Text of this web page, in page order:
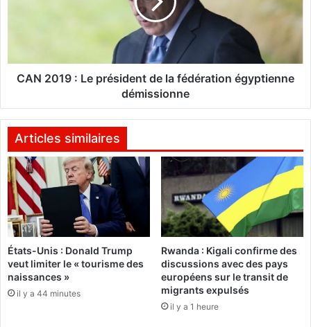
o
d
i
t
à
’
l
i
m
e
L
r
é
i
d
e
n
t
d
l
a
f
é
CAN 2019 : Le président de la fédération égyptienne
démissionne
Articles similaires
États-Unis : Donald Trump
veut limiter le « tourisme des
naissances »
il y a 44 minutes
Rwanda : Kigali confirme des
discussions avec des pays
européens sur le transit de
migrants expulsés
il y a 1 heure